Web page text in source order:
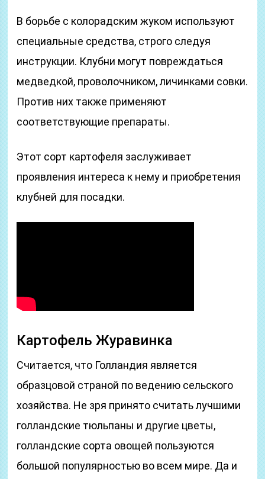
В борьбе с колорадским жуком используют
специальные средства, строго следуя
инструкции. Клубни могут повреждаться
медведкой, проволочником, личинками совки.
Против них также применяют
соответствующие препараты.
Этот сорт картофеля заслуживает
проявления интереса к нему и приобретения
клубней для посадки.
Картофель Журавинка
Считается, что Голландия является
образцовой страной по ведению сельского
хозяйства. Не зря принято считать лучшими
голландские тюльпаны и другие цветы,
голландские сорта овощей пользуются
большой популярностью во всем мире. Да и